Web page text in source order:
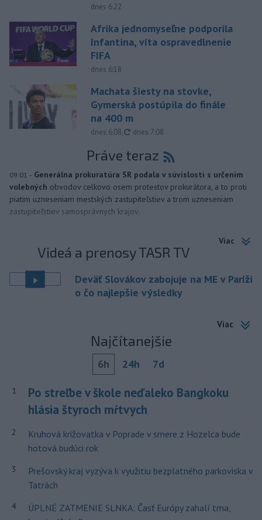
dnes 6:22
Afrika jednomyseľne podporila
Infantina, víta ospravedlnenie
FIFA
dnes 6:18
Machata šiesty na stovke,
Gymerská postúpila do finále
na 400 m
dnes 6:08, aktualizované
dnes 7:08
Práve teraz
09:01 - Generálna prokuratúra SR podala v súvislosti s určením
volebných obvodov celkovo osem protestov prokurátora, a to proti
piatim uzneseniam mestských zastupiteľstiev a trom uzneseniam
zastupiteľstiev samosprávnych krajov.
Viac
Videá a prenosy TASR TV
Deväť Slovákov zabojuje na ME v Paríži
o čo najlepšie výsledky
Viac
Najčítanejšie
6h 24h 7d
1
Po streľbe v škole neďaleko Bangkoku
hlásia štyroch mŕtvych
2
Kruhová križovatka v Poprade v smere z Hozelca bude
hotová budúci rok
3
Prešovský kraj vyzýva k využitiu bezplatného parkoviska v
Tatrách
4
ÚPLNÉ ZATMENIE SLNKA: Časť Európy zahalí tma,